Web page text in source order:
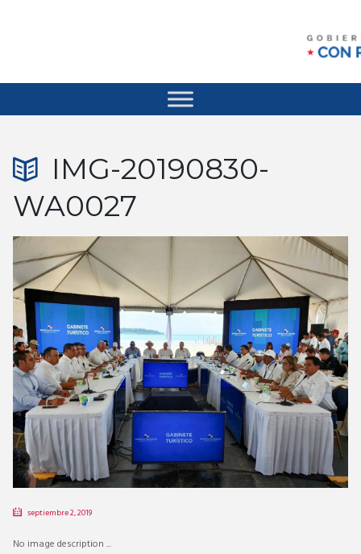
IMG-20190830-
WA0027
septiembre 2, 2019
No image description ...